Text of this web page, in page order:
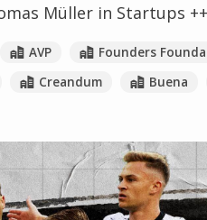
Müller in Startups
AVP Founders
Creandum Buena